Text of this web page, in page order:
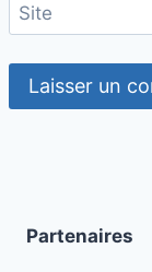
Site
Partenaires